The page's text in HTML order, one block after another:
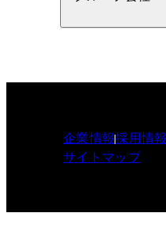
企業情報採用情報
サイトマップ